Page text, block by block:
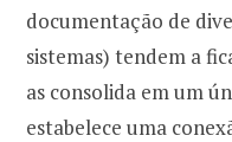
documentação de
sistemas) tendem a
as consolida em um
estabelece uma